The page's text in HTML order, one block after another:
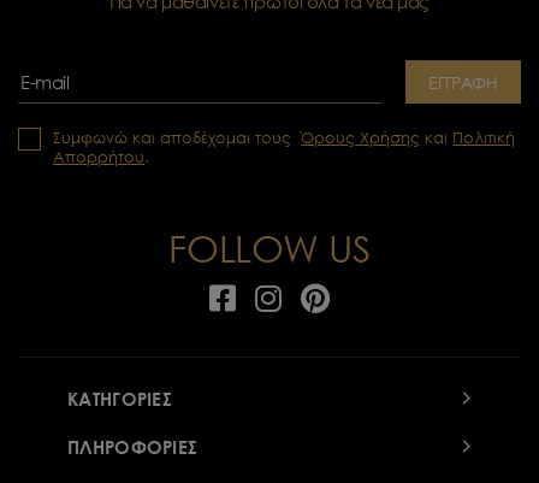
ΕΓΓΡΑΦΗ
Συμφωνώ και αποδέχομαι τουςΌρους Χρήσης και Πολιτική
Απορρήτου.
FOLLOW US
ΚΑΤΗΓΟΡΙΕΣ
ΠΛΗΡΟΦΟΡΙΕΣ